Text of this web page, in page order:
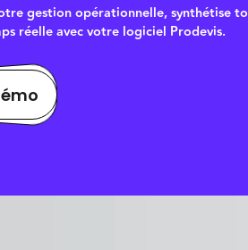
gestion opérationnelle, synthétise
réelle avec votre logiciel Prodevis.